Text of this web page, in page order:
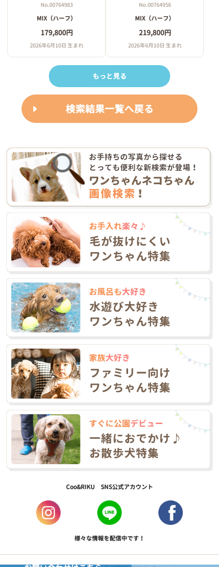
No.00764983
MIX（ハーフ）
179,800円
2026年6月10日 生まれ
No.00764956
MIX（ハーフ）
219,800円
2026年6月10日 生まれ
もっと見る
検索結果一覧へ戻る
Coo&RIKU SNS公式アカウント
様々な情報を配信中です！